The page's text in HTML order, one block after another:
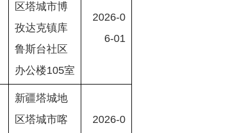
区塔城市博
孜达克镇库
鲁斯台社区
办公楼105室
2026-0
6-01
新疆塔城地
区塔城市喀
2026-0